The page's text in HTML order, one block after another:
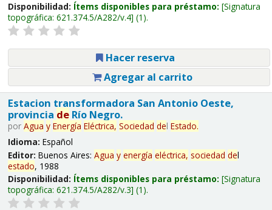
Disponibilidad: Ítems disponibles para préstamo: Signatura
topográfica: 621.374.5/A282/v.4 (1).
Hacer reserva
Agregar al carrito
Estacion transformadora San Antonio Oeste,
provincia deRío Negro.
por Agua y Energía Eléctrica, Sociedad del Estado.
Idioma: Español
Editor: Buenos Aires: Agua y energía eléctrica, sociedad del
estado, 1988
Disponibilidad: Ítems disponibles para préstamo: Signatura
topográfica: 621.374.5/A282/v.3 (1).